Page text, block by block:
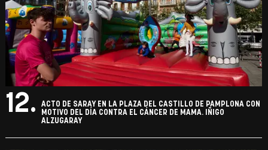
12.
ACTO DE SARAY EN LA PLAZA DEL CASTILLO DE PAMPLONA CON
MOTIVO DEL DÍA CONTRA EL CÁNCER DE MAMA. IÑIGO
ALZUGARAY